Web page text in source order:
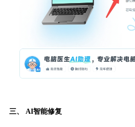
三、 AI智能修复